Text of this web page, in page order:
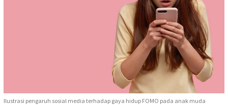
Ilustrasi pengaruh sosial media terhadap gaya hidup FOMO pada anak muda